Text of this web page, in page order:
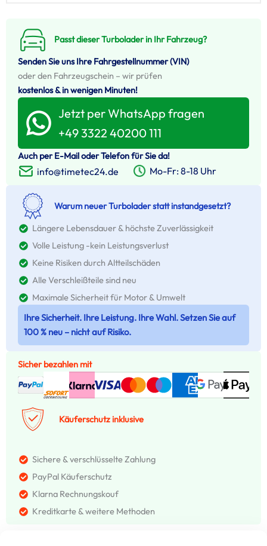
Passt dieser Turbolader in Ihr Fahrzeug?
Senden Sie uns Ihre Fahrgestellnummer (VIN)
oder den Fahrzeugschein – wir prüfen
kostenlos & in wenigen Minuten!
Jetzt per WhatsApp fragen
+49 3322 40200 111
Auch per E-Mail oder Telefon für Sie da!
info@timetec24.de Mo-Fr: 8-18 Uhr
Warum neuer Turbolader statt instandgesetzt?
Längere Lebensdauer & höchste Zuverlässigkeit
Volle Leistung -kein Leistungsverlust
Keine Risiken durch Altteilschäden
Alle Verschleißteile sind neu
Maximale Sicherheit für Motor & Umwelt
Ihre Sicherheit. Ihre Leistung. Ihre Wahl. Setzen Sie auf
100 % neu – nicht auf Risiko.
Sicher bezahlen mit
Käuferschutz inklusive
Sichere & verschlüsselte Zahlung
PayPal Käuferschutz
Klarna Rechnungskouf
Kreditkarte & weitere Methoden